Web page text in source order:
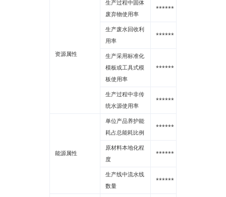
资源属性
生产过程中固体
废弃物使用率
******
生产废水回收利
用率
******
生产采用标准化
模板或工具式模
板使用率
******
生产过程中非传
统水源使用率
******
能源属性
单位产品养护能
耗占总能耗比例
******
原材料本地化程
度
******
生产线中流水线
数量
******